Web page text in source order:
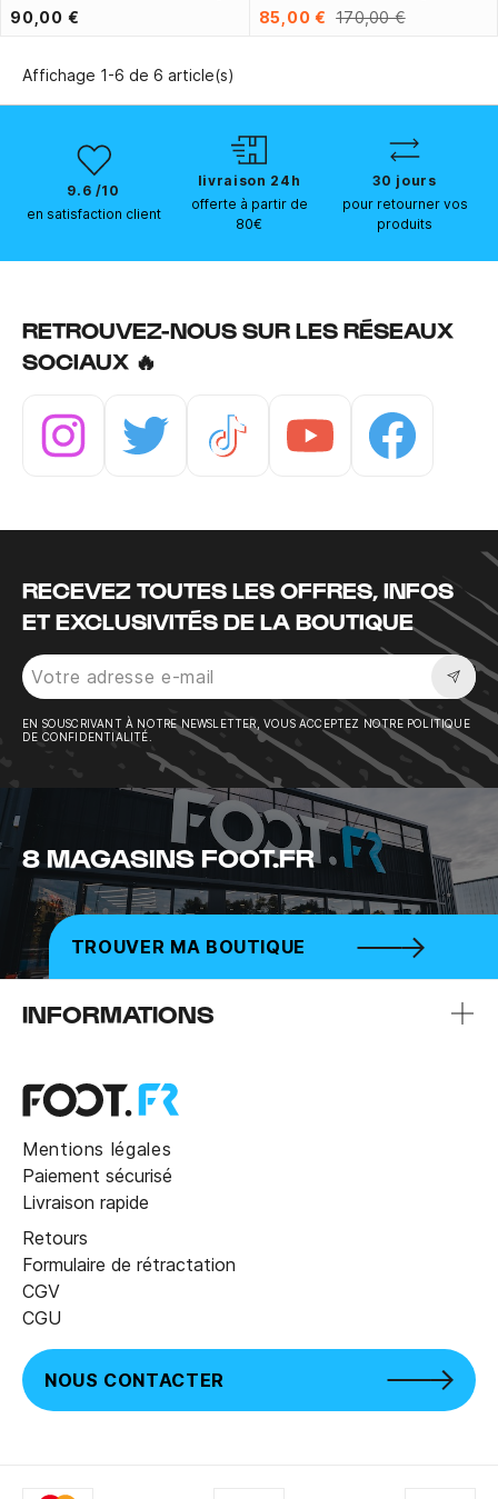
90,00 € 85,00 € 170,00 €
Affichage 1-6 de 6 article(s)
9.6 /10
en satisfaction client
livraison 24h
offerte à partir de
80€
30 jours
pour retourner vos
produits
RETROUVEZ-NOUS SUR LES RÉSEAUX
SOCIAUX 🔥
RECEVEZ TOUTES LES OFFRES, INFOS
ET EXCLUSIVITÉS DE LA BOUTIQUE
EN SOUSCRIVANT À NOTRE NEWSLETTER, VOUS ACCEPTEZ NOTRE POLITIQUE
DE CONFIDENTIALITÉ.
8 MAGASINS FOOT.FR
TROUVER MA BOUTIQUE
INFORMATIONS
Mentions légales
Paiement sécurisé
Livraison rapide
Retours
Formulaire de rétractation
CGV
CGU
NOUS CONTACTER